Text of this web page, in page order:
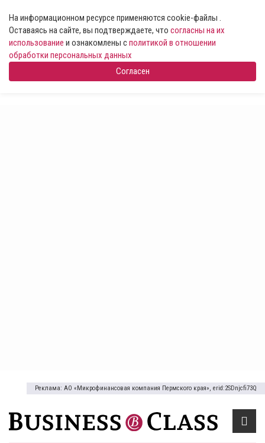
На информационном ресурсе применяются cookie-файлы .
Оставаясь на сайте, вы подтверждаете, что согласны на их
использование и ознакомлены сполитикой в отношении
обработки персональных данных
Согласен
Реклама: АО «Микрофинансовая компания Пермского края», erid:2SDnjcfi73Q